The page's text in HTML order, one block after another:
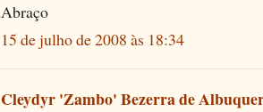
Abraço
15 de julho de 2008 às 18:34
Cleydyr 'Zambo' Bezerra de